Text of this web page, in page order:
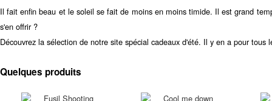
Il fait enfin beau et le soleil se fait de moins en moins timide. Il est grand
s'en offrir ?
Découvrez la sélection de notre site spécial cadeaux d'été. Il y en a pour
Quelques produits